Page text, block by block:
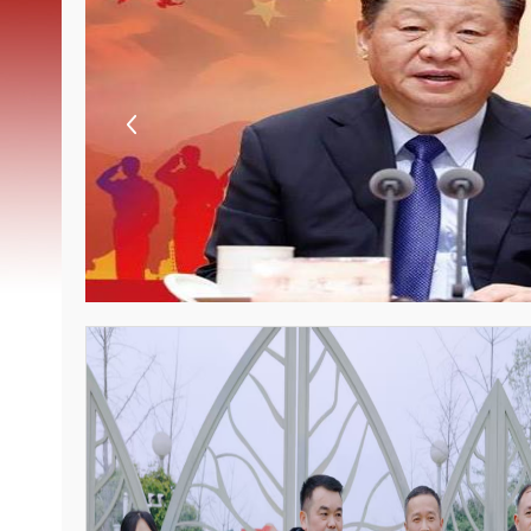
荣誉展示
意见建议